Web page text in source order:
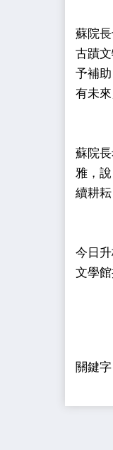
蘇院
古蹟
予補
有未
蘇院
雅，
續耕耘
今日
文學
關鍵